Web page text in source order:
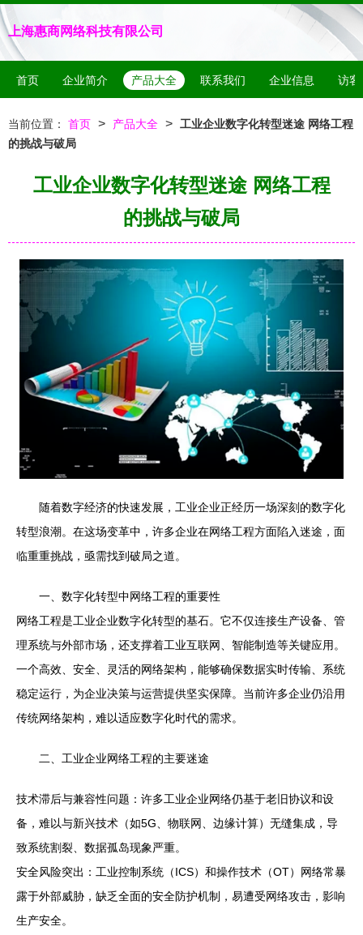
上海惠商网络科技有限公司
首页 企业简介 产品大全 联系我们 企业信息 访客
当前位置： 首页 > 产品大全 > 工业企业数字化转型迷途 网络工程
的挑战与破局
工业企业数字化转型迷途 网络工程
的挑战与破局
随着数字经济的快速发展，工业企业正经历一场深刻的数字化
转型浪潮。在这场变革中，许多企业在网络工程方面陷入迷途，面
临重重挑战，亟需找到破局之道。
一、数字化转型中网络工程的重要性
网络工程是工业企业数字化转型的基石。它不仅连接生产设备、管
理系统与外部市场，还支撑着工业互联网、智能制造等关键应用。
一个高效、安全、灵活的网络架构，能够确保数据实时传输、系统
稳定运行，为企业决策与运营提供坚实保障。当前许多企业仍沿用
传统网络架构，难以适应数字化时代的需求。
二、工业企业网络工程的主要迷途
技术滞后与兼容性问题：许多工业企业网络仍基于老旧协议和设
备，难以与新兴技术（如5G、物联网、边缘计算）无缝集成，导
致系统割裂、数据孤岛现象严重。
安全风险突出：工业控制系统（ICS）和操作技术（OT）网络常暴
露于外部威胁，缺乏全面的安全防护机制，易遭受网络攻击，影响
生产安全。